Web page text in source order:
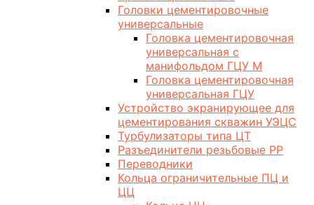
Головки цементировочные
универсальные
Головка цементировочная
универсальная с
манифольдом ГЦУ М
Головка цементировочная
универсальная ГЦУ
Устройство экранирующее для
цементирования скважин УЭЦС
Турбулизаторы типа ЦТ
Разъединители резьбовые РР
Переводники
Кольца ограничительные ПЦ и
ЦЦ